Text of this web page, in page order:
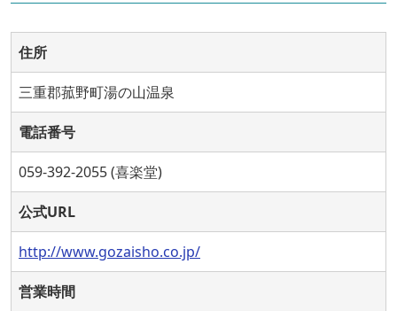
住所
三重郡菰野町湯の山温泉
電話番号
059-392-2055 (喜楽堂)
公式URL
http://www.gozaisho.co.jp/
営業時間